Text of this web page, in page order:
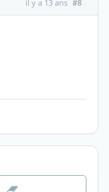
il y a 13 ans #8